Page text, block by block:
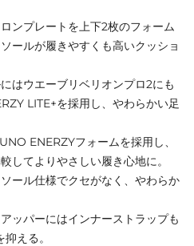
ンプレートを上下2枚のフォーム
ールが履きやすくも高いクッショ
はウエーブリベリオンプロ2にも
LITE+を採用し、やわらかい足
ENERZYフォームを採用し、
してよりやさしい履き心地に。
ール仕様でクセがなく、やわらか
ッパーにはインナーストラップも
える。